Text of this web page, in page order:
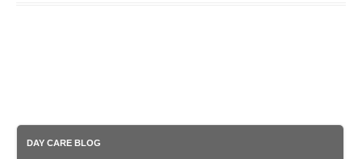
DAY CARE BLOG